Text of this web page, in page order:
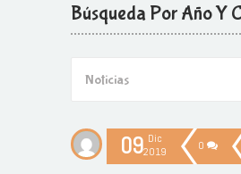
Búsqueda Por Año Y
09 Dic
2019
0